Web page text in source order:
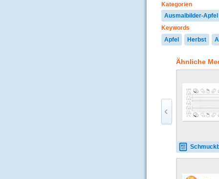
Kategorien
Ausmalbilder-Apfel
Keywords
Apfel
Herbst
Ähnliche
Schmuckblatt-Apfel-